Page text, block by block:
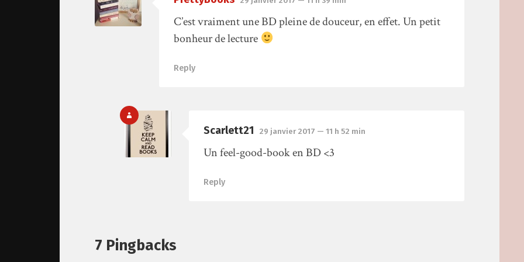
C’est vraiment une BD pleine de douceur, en effet. Un petit
bonheur de lecture
Reply
Scarlett21 29 janvier 2017 — 11 h 52 min
Un feel-good-book en BD <3
Reply
7 Pingbacks